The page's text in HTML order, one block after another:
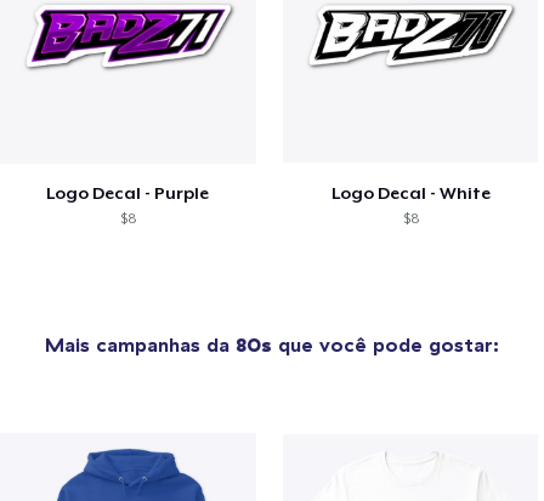
Logo Decal - Purple
$8
Logo Decal - White
$8
Mais campanhas da 80s que você pode gostar: